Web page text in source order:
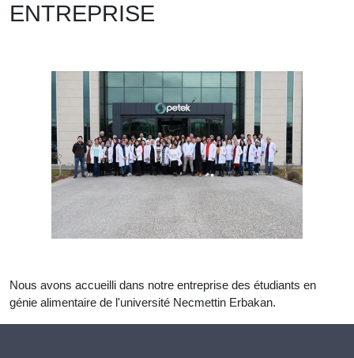
ENTREPRISE
Nous avons accueilli dans notre entreprise des étudiants en
génie alimentaire de l'université Necmettin Erbakan.